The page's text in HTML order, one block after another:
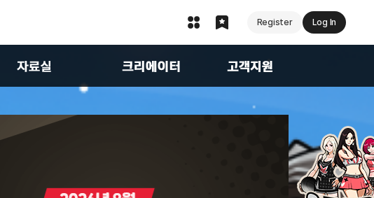
Register Log In
캐릭터 복구 서비스